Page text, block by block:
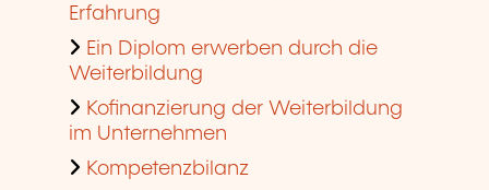
Erfahrung
Ein Diplom erwerben durch die
Weiterbildung
Kofinanzierung der Weiterbildung
im Unternehmen
Kompetenzbilanz